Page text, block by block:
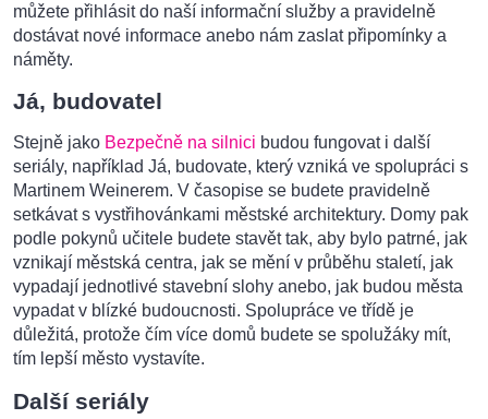
můžete přihlásit do naší informační služby a pravidelně
dostávat nové informace anebo nám zaslat připomínky a
náměty.
Já, budovatel
Stejně jako Bezpečně na silnici budou fungovat i další
seriály, například Já, budovate, který vzniká ve spolupráci s
Martinem Weinerem. V časopise se budete pravidelně
setkávat s vystřihovánkami městské architektury. Domy pak
podle pokynů učitele budete stavět tak, aby bylo patrné, jak
vznikají městská centra, jak se mění v průběhu staletí, jak
vypadají jednotlivé stavební slohy anebo, jak budou města
vypadat v blízké budoucnosti. Spolupráce ve třídě je
důležitá, protože čím více domů budete se spolužáky mít,
tím lepší město vystavíte.
Další seriály